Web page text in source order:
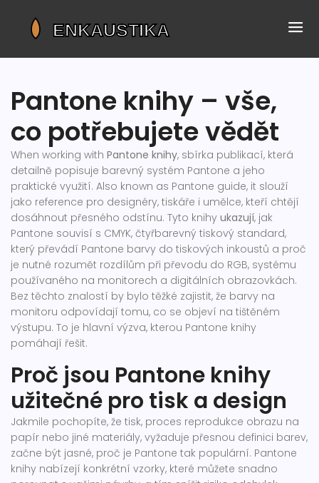
Pantone knihy – vše,
co potřebujete vědět
When working with Pantone knihy, sbírka publikací, která
detailně popisuje barevný systém Pantone a jeho
praktické využití. Also known as Pantone guide, it slouží
jako reference pro designéry, tiskáře i umělce, kteří chtějí
dosáhnout přesného odstínu. Tyto knihy ukazují, jak
Pantone souvisí s CMYK, čtyřbarevný tiskový standard,
který převádí Pantone barvy do tiskových inkoustů a proč
je nutné rozumět rozdílům při převodu do RGB, systému
používaného na monitorech a digitálních obrazovkách.
Bez těchto znalostí by bylo těžké zajistit, že barvy na
monitoru odpovídají tomu, co se objeví na tištěném
výstupu. To je hlavní výzva, kterou Pantone knihy
pomáhají řešit.
Proč jsou Pantone knihy
užitečné pro tisk a design
Jakmile pochopíte, že tisk, proces reprodukce obrazu na
papír nebo jiné materiály, vyžaduje přesnou definici barev,
začne být jasné, proč je Pantone tak populární. Pantone
knihy nabízejí konkrétní vzorky, které můžete snadno